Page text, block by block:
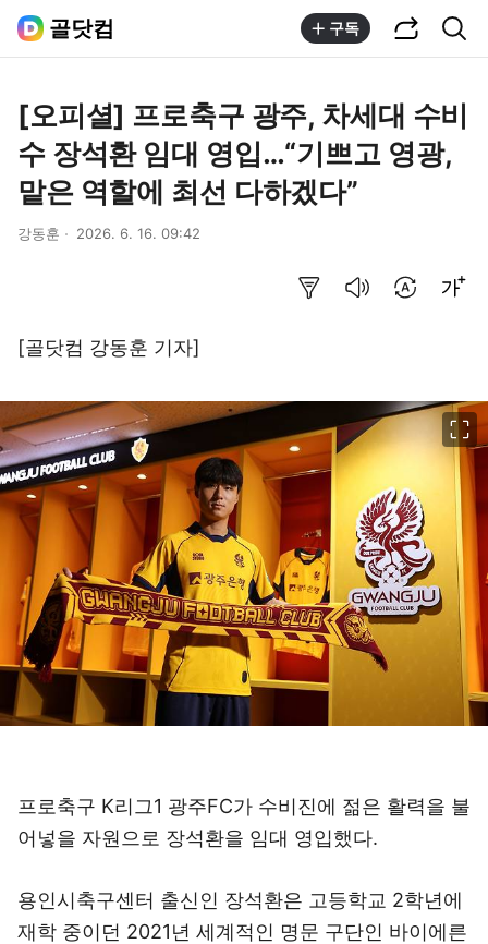
골닷컴 구독
[오피셜] 프로축구 광주, 차세대 수비
수 장석환 임대 영입…“기쁘고 영광,
맡은 역할에 최선 다하겠다”
강동훈 2026. 6. 16. 09:42
[골닷컴 강동훈 기자]
프로축구 K리그1 광주FC가 수비진에 젊은 활력을 불
어넣을 자원으로 장석환을 임대 영입했다.
용인시축구센터 출신인 장석환은 고등학교 2학년에
재학 중이던 2021년 세계적인 명문 구단인 바이에른